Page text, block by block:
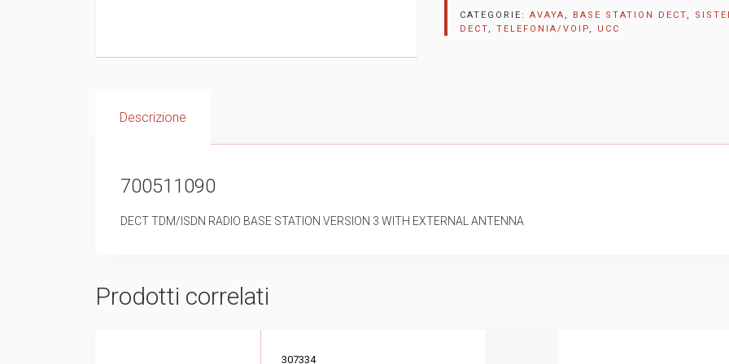
CATEGORIE: AVAYA , BASE STATION DECT,
DECT, TELEFONIA/VOIP, UCC
Descrizione
700511090
DECT TDM/ISDN RADIO BASE STATION VERSION 3 WITH EXTERNAL ANTENNA
Prodotti correlati
307334